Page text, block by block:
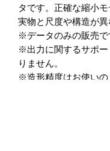
タです。正確な縮小モ
実物と尺度や構造が異
※データのみの販売で
※出力に関するサポー
りません。
※造形精度はお使いの